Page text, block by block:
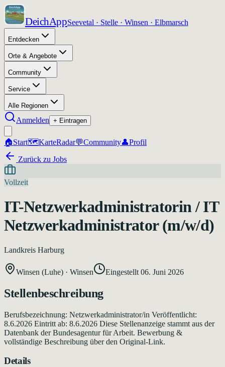
DeichAppSeevetal · Stelle · Winsen · Elbmarsch
Entdecken
Orte & Angebote
Community
Service
Alle Regionen
Anmelden + Eintragen
🏠Start🗺️KarteRadar💬Community👤Profil
Zurück zu Jobs
Vollzeit
IT-Netzwerkadministratorin / IT
Netzwerkadministrator (m/w/d)
Landkreis Harburg
Winsen (Luhe) · Winsen Eingestellt 06. Juni 2026
Stellenbeschreibung
Berufsbezeichnung: Netzwerkadministrator/in Veröffentlicht:
8.6.2026 Eintritt ab: 8.6.2026 Diese Stellenanzeige stammt aus der
Datenbank der Bundesagentur für Arbeit. Bewerbung &
vollständige Beschreibung über den Original-Link.
Details